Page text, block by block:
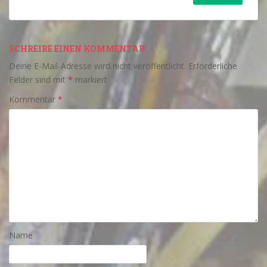
SCHREIBE EINEN KOMMENTAR
Deine E-Mail-Adresse wird nicht veröffentlicht. Erforderliche
Felder sind mit * markiert
Kommentar *
Name